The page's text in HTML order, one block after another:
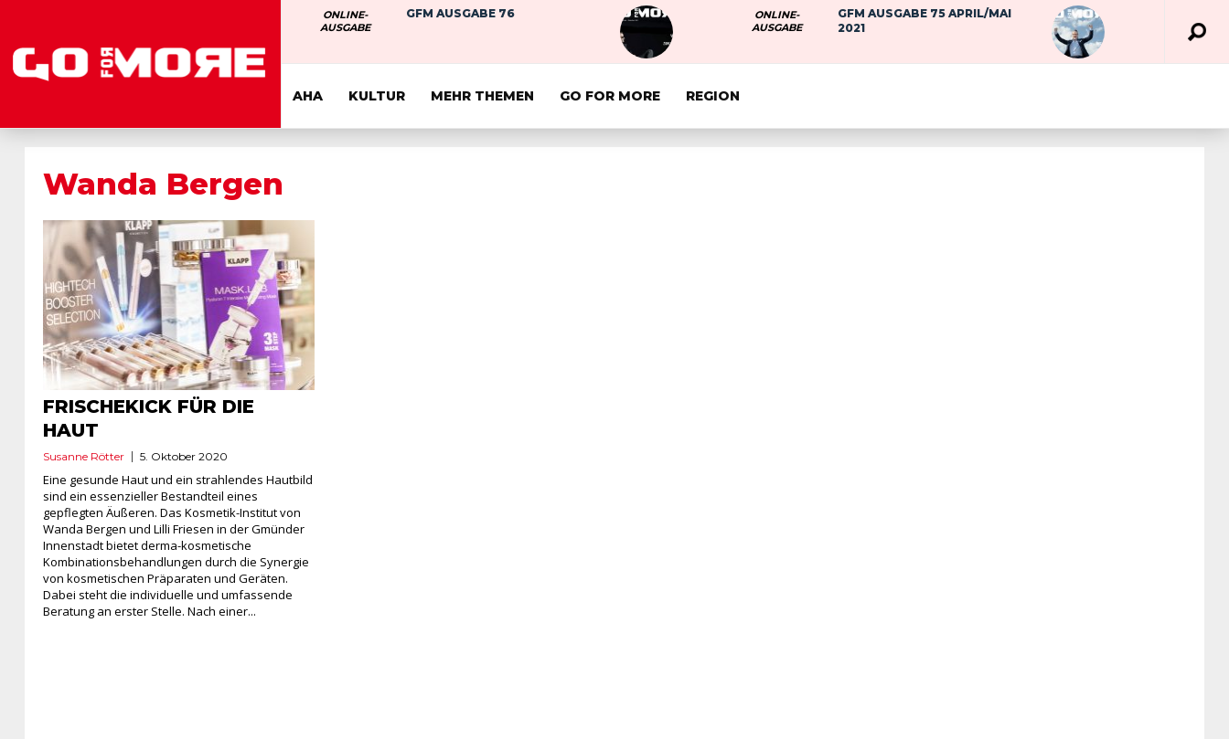
ONLINE-
AUSGABE
GFM AUSGABE 76
ONLINE-
AUSGABE
GFM AUSGABE 75 APRIL/MAI
2021
AHA KULTUR MEHR THEMEN GO FOR MORE REGION
Wanda Bergen
FRISCHEKICK FÜR DIE
HAUT
Susanne Rötter 5. Oktober 2020
Eine gesunde Haut und ein strahlendes Hautbild
sind ein essenzieller Bestandteil eines
gepflegten Äußeren. Das Kosmetik-Institut von
Wanda Bergen und Lilli Friesen in der Gmünder
Innenstadt bietet derma-kosmetische
Kombinationsbehandlungen durch die Synergie
von kosmetischen Präparaten und Geräten.
Dabei steht die individuelle und umfassende
Beratung an erster Stelle. Nach einer...